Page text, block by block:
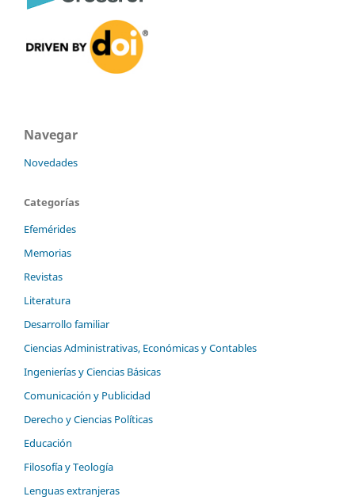
Navegar
Novedades
Categorías
Efemérides
Memorias
Revistas
Literatura
Desarrollo familiar
Ciencias Administrativas, Económicas y Contables
Ingenierías y Ciencias Básicas
Comunicación y Publicidad
Derecho y Ciencias Políticas
Educación
Filosofía y Teología
Lenguas extranjeras